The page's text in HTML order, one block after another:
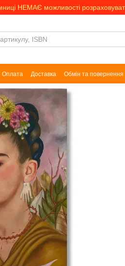
НЕМАЄ можливості
Оплата Доставка Обмін та повернення